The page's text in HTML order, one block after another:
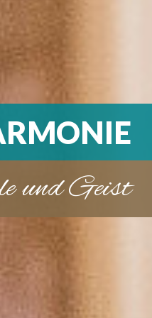
und Geist